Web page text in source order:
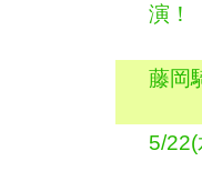
演！
藤岡
5/